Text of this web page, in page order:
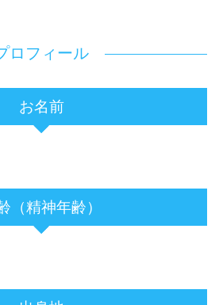
ロフィール
お名前
（精神年齢）